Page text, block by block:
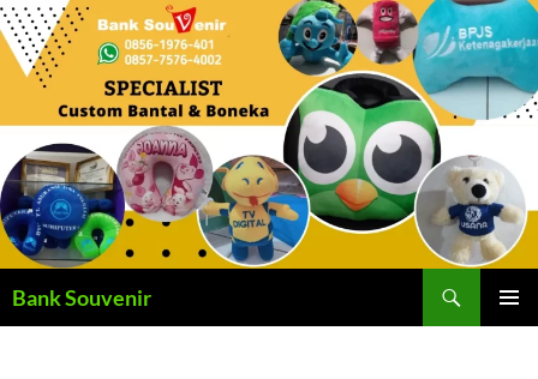
Langsung
ke
Bank Souvenir